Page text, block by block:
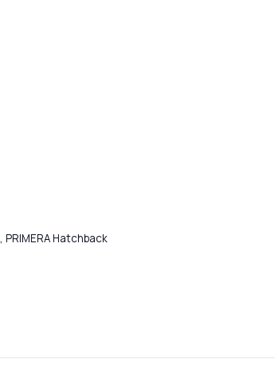
PRIMERA Hatchback